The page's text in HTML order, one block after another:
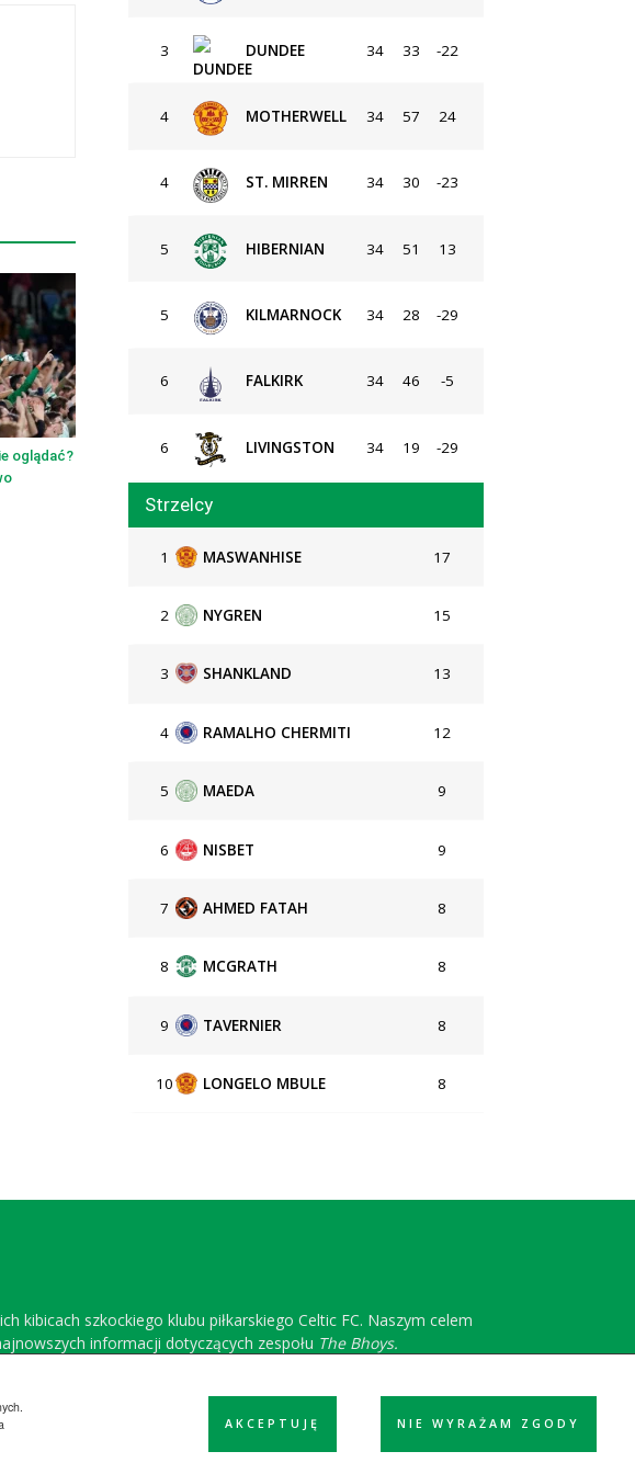
AKCEPTUJĘ NIE WYRAŻAM ZGODY
oglądać?
3 DUNDEE 34 33 -22
4 MOTHERWELL 34 57 24
4 ST. MIRREN 34 30 -23
5 HIBERNIAN 34 51 13
5 KILMARNOCK 34 28 -29
6 FALKIRK 34 46 -5
6 LIVINGSTON 34 19 -29
Strzelcy
1 MASWANHISE 17
2 NYGREN 15
3 SHANKLAND 13
4 RAMALHO CHERMITI 12
5 MAEDA 9
6 NISBET 9
7 AHMED FATAH 8
8 MCGRATH 8
9 TAVERNIER 8
10 LONGELO MBULE 8
kibicach szkockiego klubu piłkarskiego Celtic FC. Naszym celem
informacji dotyczących zespołu The Bhoys.